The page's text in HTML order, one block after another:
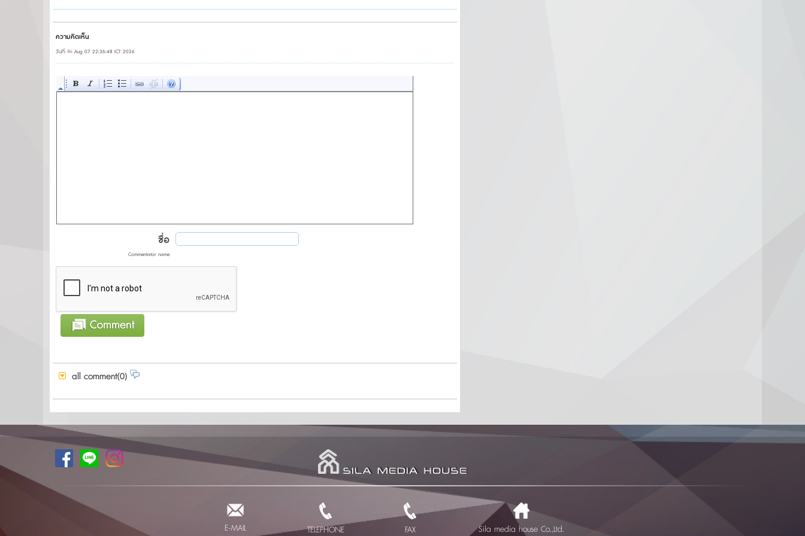
ความคิดเห็น
วันที่: Fri Aug 07 22:36:48 ICT 2026
ชื่อ
Commentator name
all comment(0)
E-MAIL
TELEPHONE FAX Sila media house Co.,Ltd.